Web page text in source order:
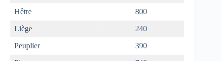
Hêtre 800
Liège 240
Peuplier 390